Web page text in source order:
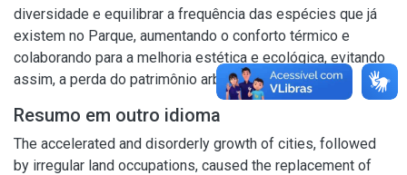
diversidade e equilibrar a frequência das espécies que já
existem no Parque, aumentando o conforto térmico e
colaborando para a melhoria estética e ecológica, evitando
assim, a perda do patrimônio arbóreo municipal.
Resumo em outro idioma
The accelerated and disorderly growth of cities, followed
by irregular land occupations, caused the replacement of